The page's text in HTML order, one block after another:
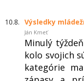
10.8. Výsledky
Ján Kmeť
Minulý
kolo svojich
kategórie